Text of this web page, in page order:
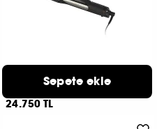
Duet Style
24.750 TL
Sepete ekle